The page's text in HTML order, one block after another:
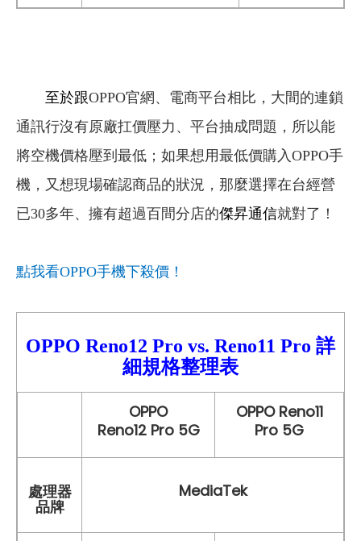
至於跟OPPO官網 、 電商平台相比，大間的連鎖
通訊行沒有原廠扛價壓力、平台抽成問題，所以能
將空機價格壓到最低 ；如果想用最低價購入OPPO手
機 ， 又想現場確認商品的狀況，那麼選擇在台經營
已30多年、 擁有超過百間分店的傑昇通信就對了！
點我看OPPO手機下殺價！
OPPO Reno12 Pro vs. Reno11 Pro 詳
細規格整理表
OPPO
Reno12 Pro 5G
OPPO Reno11
Pro 5G
處理器
品牌
MediaTek